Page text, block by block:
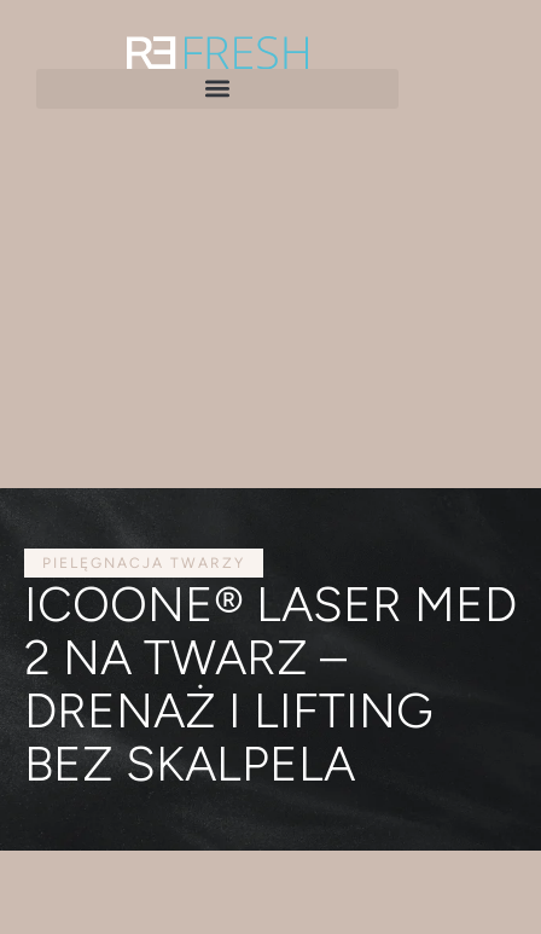
PIELĘGNACJA TWARZY
ICOONE® LASER MED
2 NA TWARZ –
DRENAŻ I LIFTING
BEZ SKALPELA